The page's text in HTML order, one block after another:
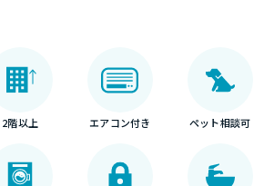
2階以上 エアコン付き ペット相談可